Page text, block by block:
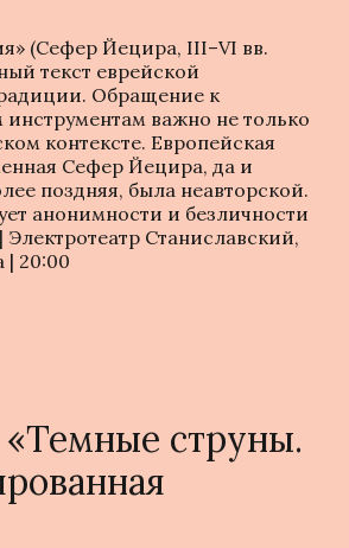
(Сефер Йецира, III–VI вв.
текст еврейской
Обращение к
инструментам важно не только
контексте. Европейская
Сефер Йецира, да и
поздняя, была неавторской.
анонимности и безличности
Станиславский,
| 20:00
струны.